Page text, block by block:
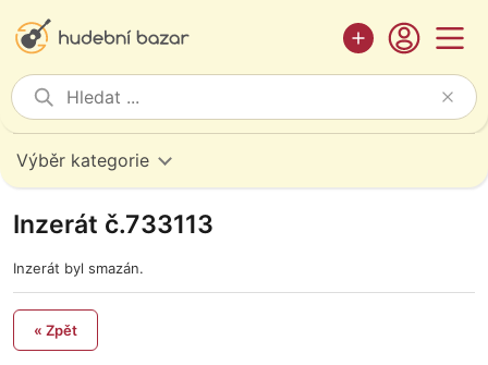
Výběr kategorie
Inzerát č.733113
Inzerát byl smazán.
« Zpět